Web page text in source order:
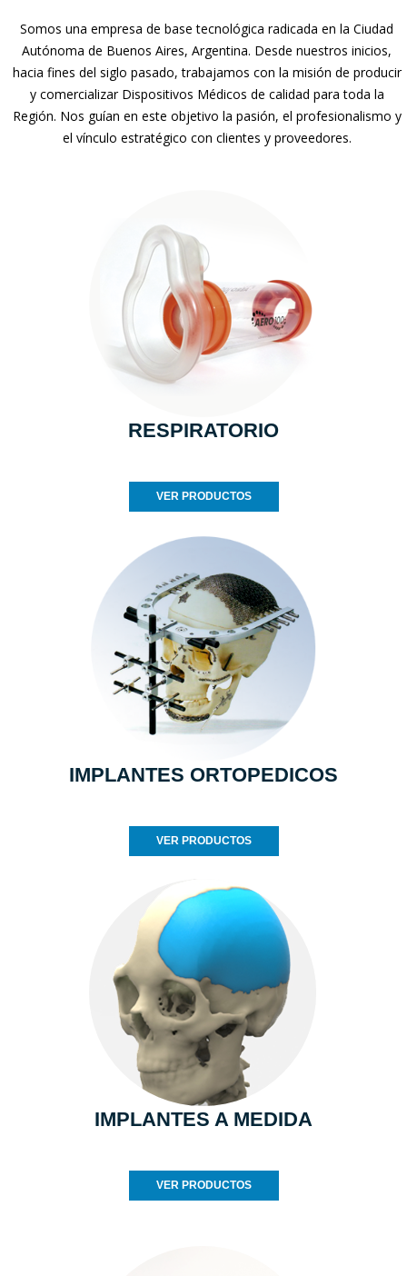
Somos una empresa de base tecnológica radicada en la Ciudad
Autónoma de Buenos Aires, Argentina. Desde nuestros inicios,
hacia fines del siglo pasado, trabajamos con la misión de producir
y comercializar Dispositivos Médicos de calidad para toda la
Región. Nos guían en este objetivo la pasión, el profesionalismo y
el vínculo estratégico con clientes y proveedores.
RESPIRATORIO
VER PRODUCTOS
IMPLANTES ORTOPEDICOS
VER PRODUCTOS
IMPLANTES A MEDIDA
VER PRODUCTOS